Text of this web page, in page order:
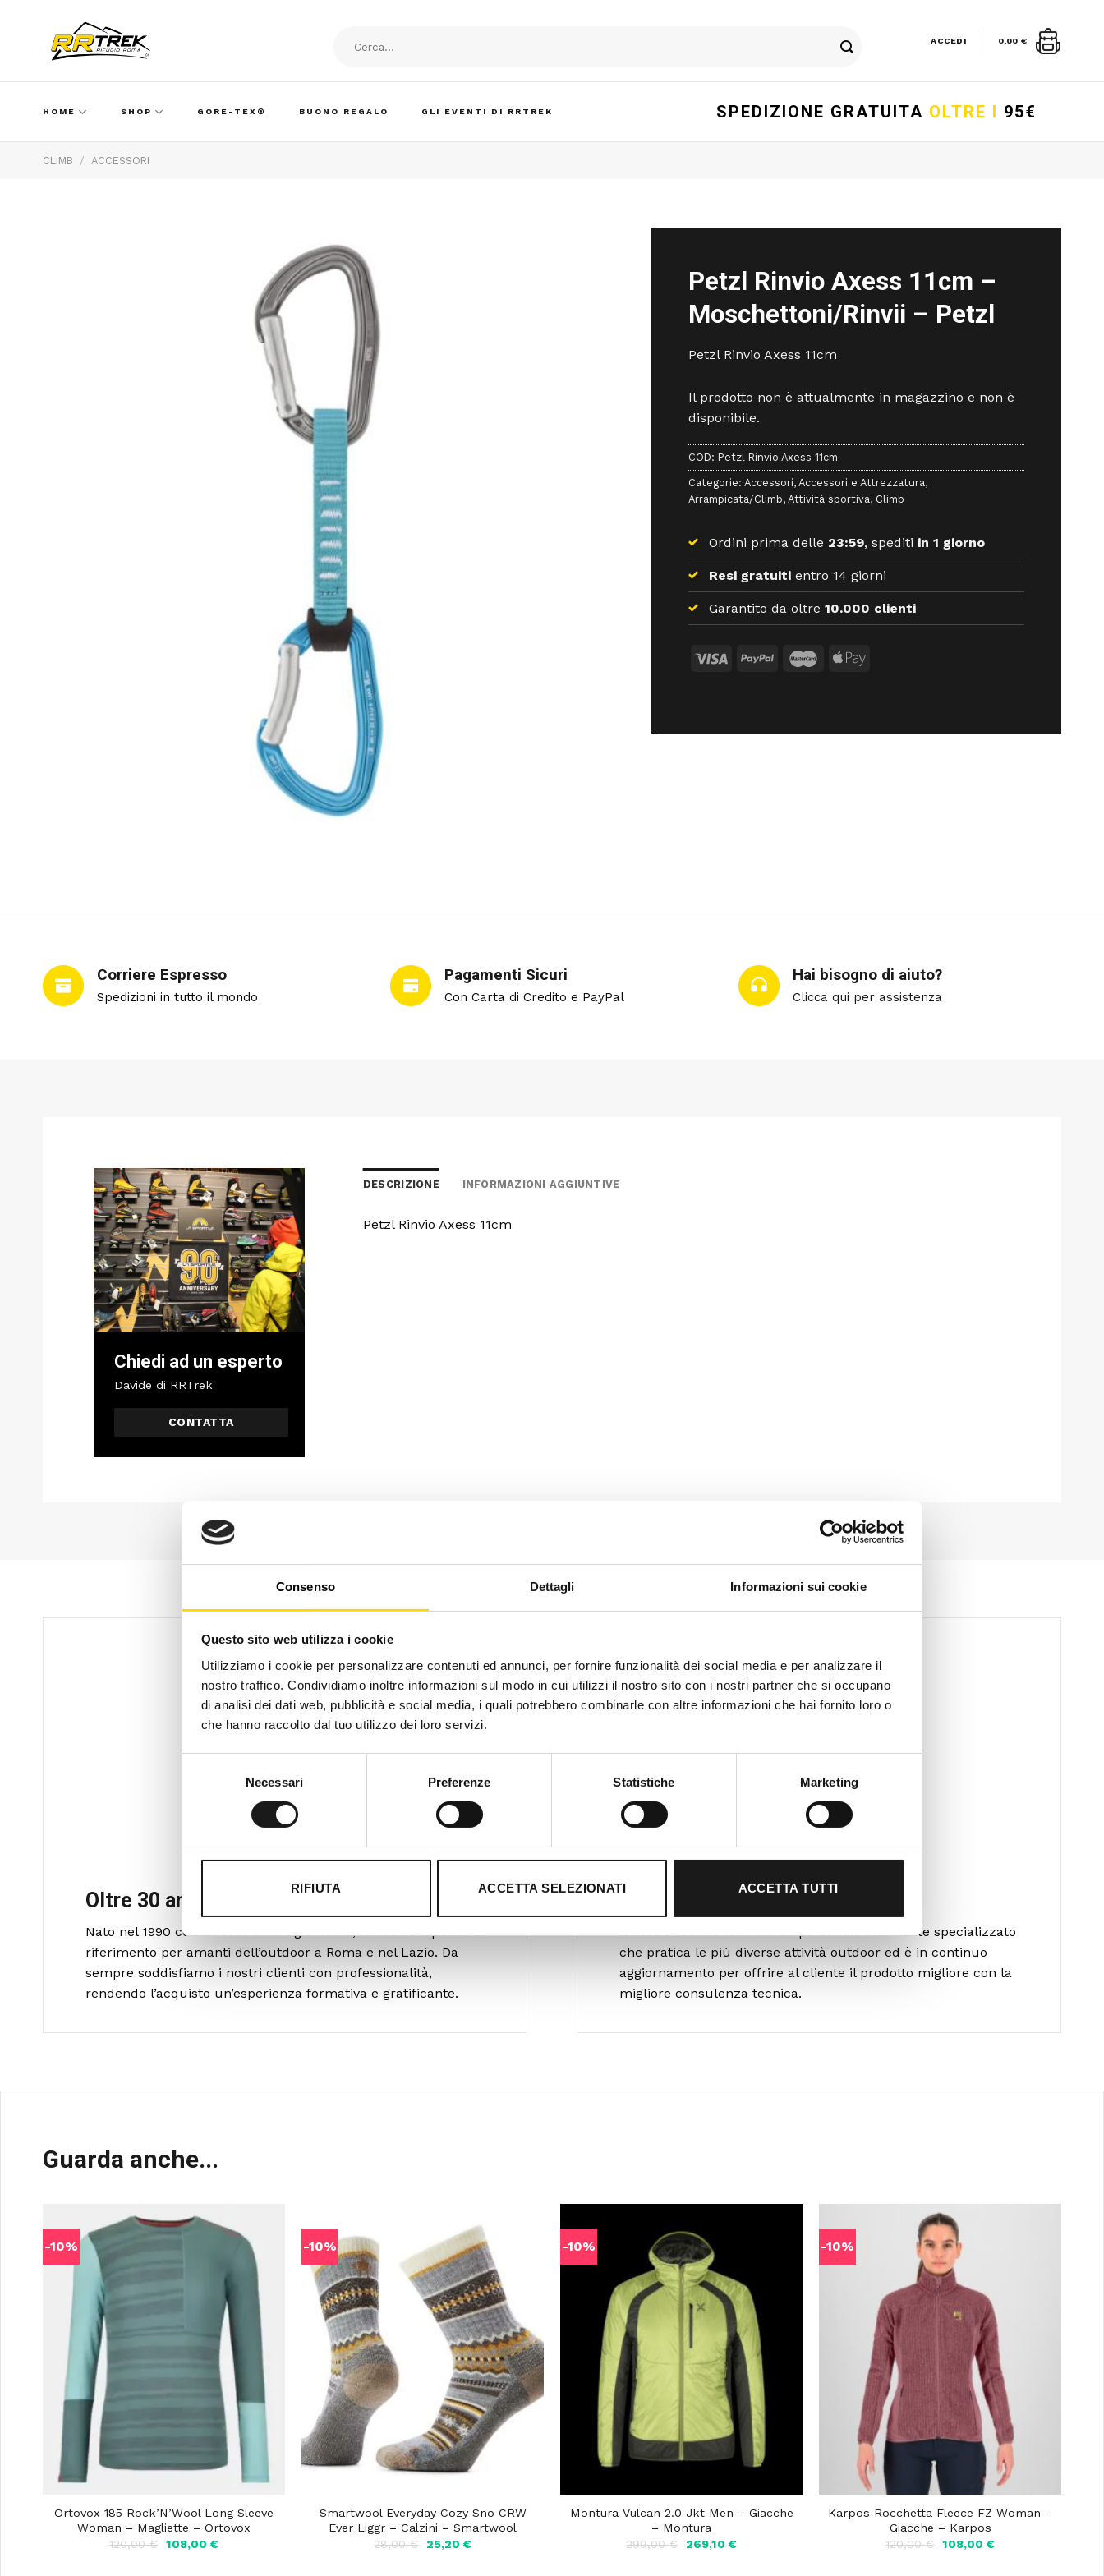
Consenso Dettagli Informazioni sui cookie
Questo sito web utilizza i cookie
Utilizziamo i cookie per personalizzare contenuti ed annunci, per fornire funzionalità dei social media e per analizzare il
nostro traffico. Condividiamo inoltre informazioni sul modo in cui utilizzi il nostro sito con i nostri partner che si occupano
di analisi dei dati web, pubblicità e social media, i quali potrebbero combinarle con altre informazioni che hai fornito loro o
che hanno raccolto dal tuo utilizzo dei loro servizi.
Necessari Preferenze Statistiche Marketing
RIFIUTA ACCETTA SELEZIONATI ACCETTA TUTTI
ACCEDI 0,00 €
HOME SHOP GORE-TEX® BUONO REGALO GLI EVENTI DI RRTREK SPEDIZIONE GRATUITA OLTRE I 95€
CLIMB / ACCESSORI
Petzl Rinvio Axess 11cm –
Moschettoni/Rinvii – Petzl
Petzl Rinvio Axess 11cm
Il prodotto non è attualmente in magazzino e non è
disponibile.
COD: Petzl Rinvio Axess 11cm
Categorie: Accessori, Accessori e Attrezzatura,
Arrampicata/Climb, Attività sportiva, Climb
Ordini prima delle 23:59, spediti in 1 giorno
Resi gratuitientro 14 giorni
Garantito da oltre 10.000 clienti
Corriere Espresso
Spedizioni in tutto il mondo
Pagamenti Sicuri
Con Carta di Credito e PayPal
Hai bisogno di aiuto?
Clicca qui per assistenza
Chiedi ad un esperto
Davide di RRTrek
CONTATTA
DESCRIZIONE INFORMAZIONI AGGIUNTIVE
Petzl Rinvio Axess 11cm
Oltre 30 anni di esperienza
Nato nel 1990 con il nome di Rifugio Roma, RRTrek è il punto di
riferimento per amanti dell’outdoor a Roma e nel Lazio. Da
sempre soddisfiamo i nostri clienti con professionalità,
rendendo l’acquisto un’esperienza formativa e gratificante.
Ti guidiamo alla scelta
Il nostro team è formato da personale altamente specializzato
che pratica le più diverse attività outdoor ed è in continuo
aggiornamento per offrire al cliente il prodotto migliore con la
migliore consulenza tecnica.
Guarda anche...
-10%
Ortovox 185 Rock’N’Wool Long Sleeve
Woman – Magliette – Ortovox
120,00€
Il
108,00 €Il
-10%
Smartwool Everyday Cozy Sno CRW
Ever Liggr – Calzini – Smartwool
28,00€
Il
25,20 €Il
-10%
Montura Vulcan 2.0 Jkt Men – Giacche
– Montura
299,00€
Il
269,10 €Il
-10%
Karpos Rocchetta Fleece FZ Woman –
Giacche – Karpos
120,00€
Il
108,00 €Il